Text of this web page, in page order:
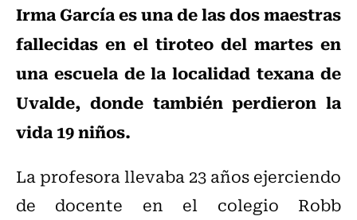
Irma García es una de las dos maestras
fallecidas en el tiroteo del martes en
una escuela de la localidad texana de
Uvalde, donde también perdieron la
vida 19 niños.
La profesora llevaba 23 años ejerciendo
de docente en el colegio Robb